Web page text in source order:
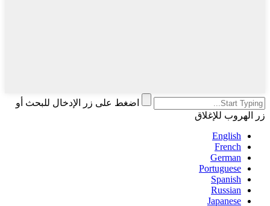
اضغط على زر الإدخال للبحث أو
زر الهروب للإغلاق
English
French
German
Portuguese
Spanish
Russian
Japanese